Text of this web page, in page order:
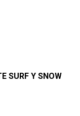
SURF Y SNOW